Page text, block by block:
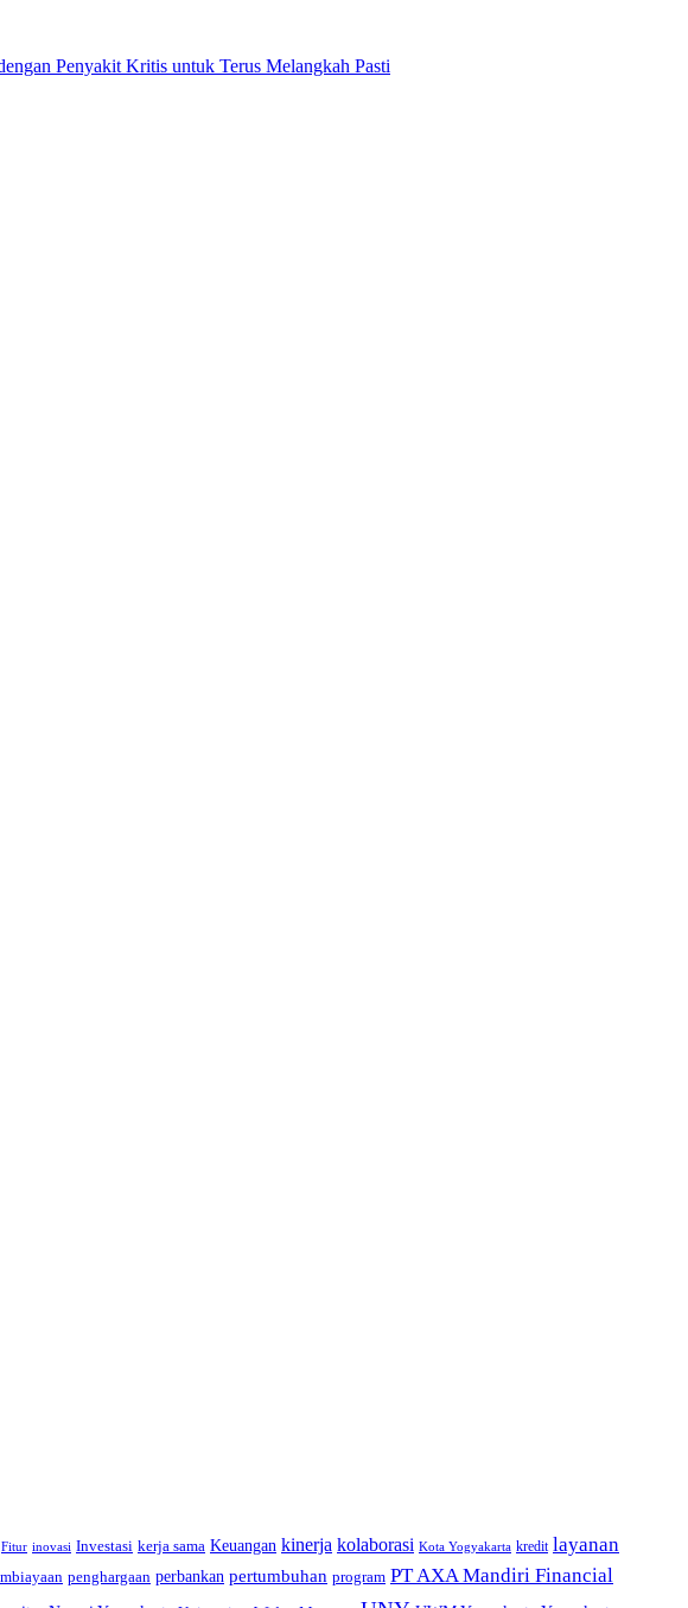
Penyakit Kritis untuk Terus Melangkah Pasti
Fitur inovasi Investasi kerja sama Keuangan kinerja kolaborasi Kota Yogyakarta kredit layanan
penghargaan perbankan pertumbuhan program PT AXA Mandiri Financial